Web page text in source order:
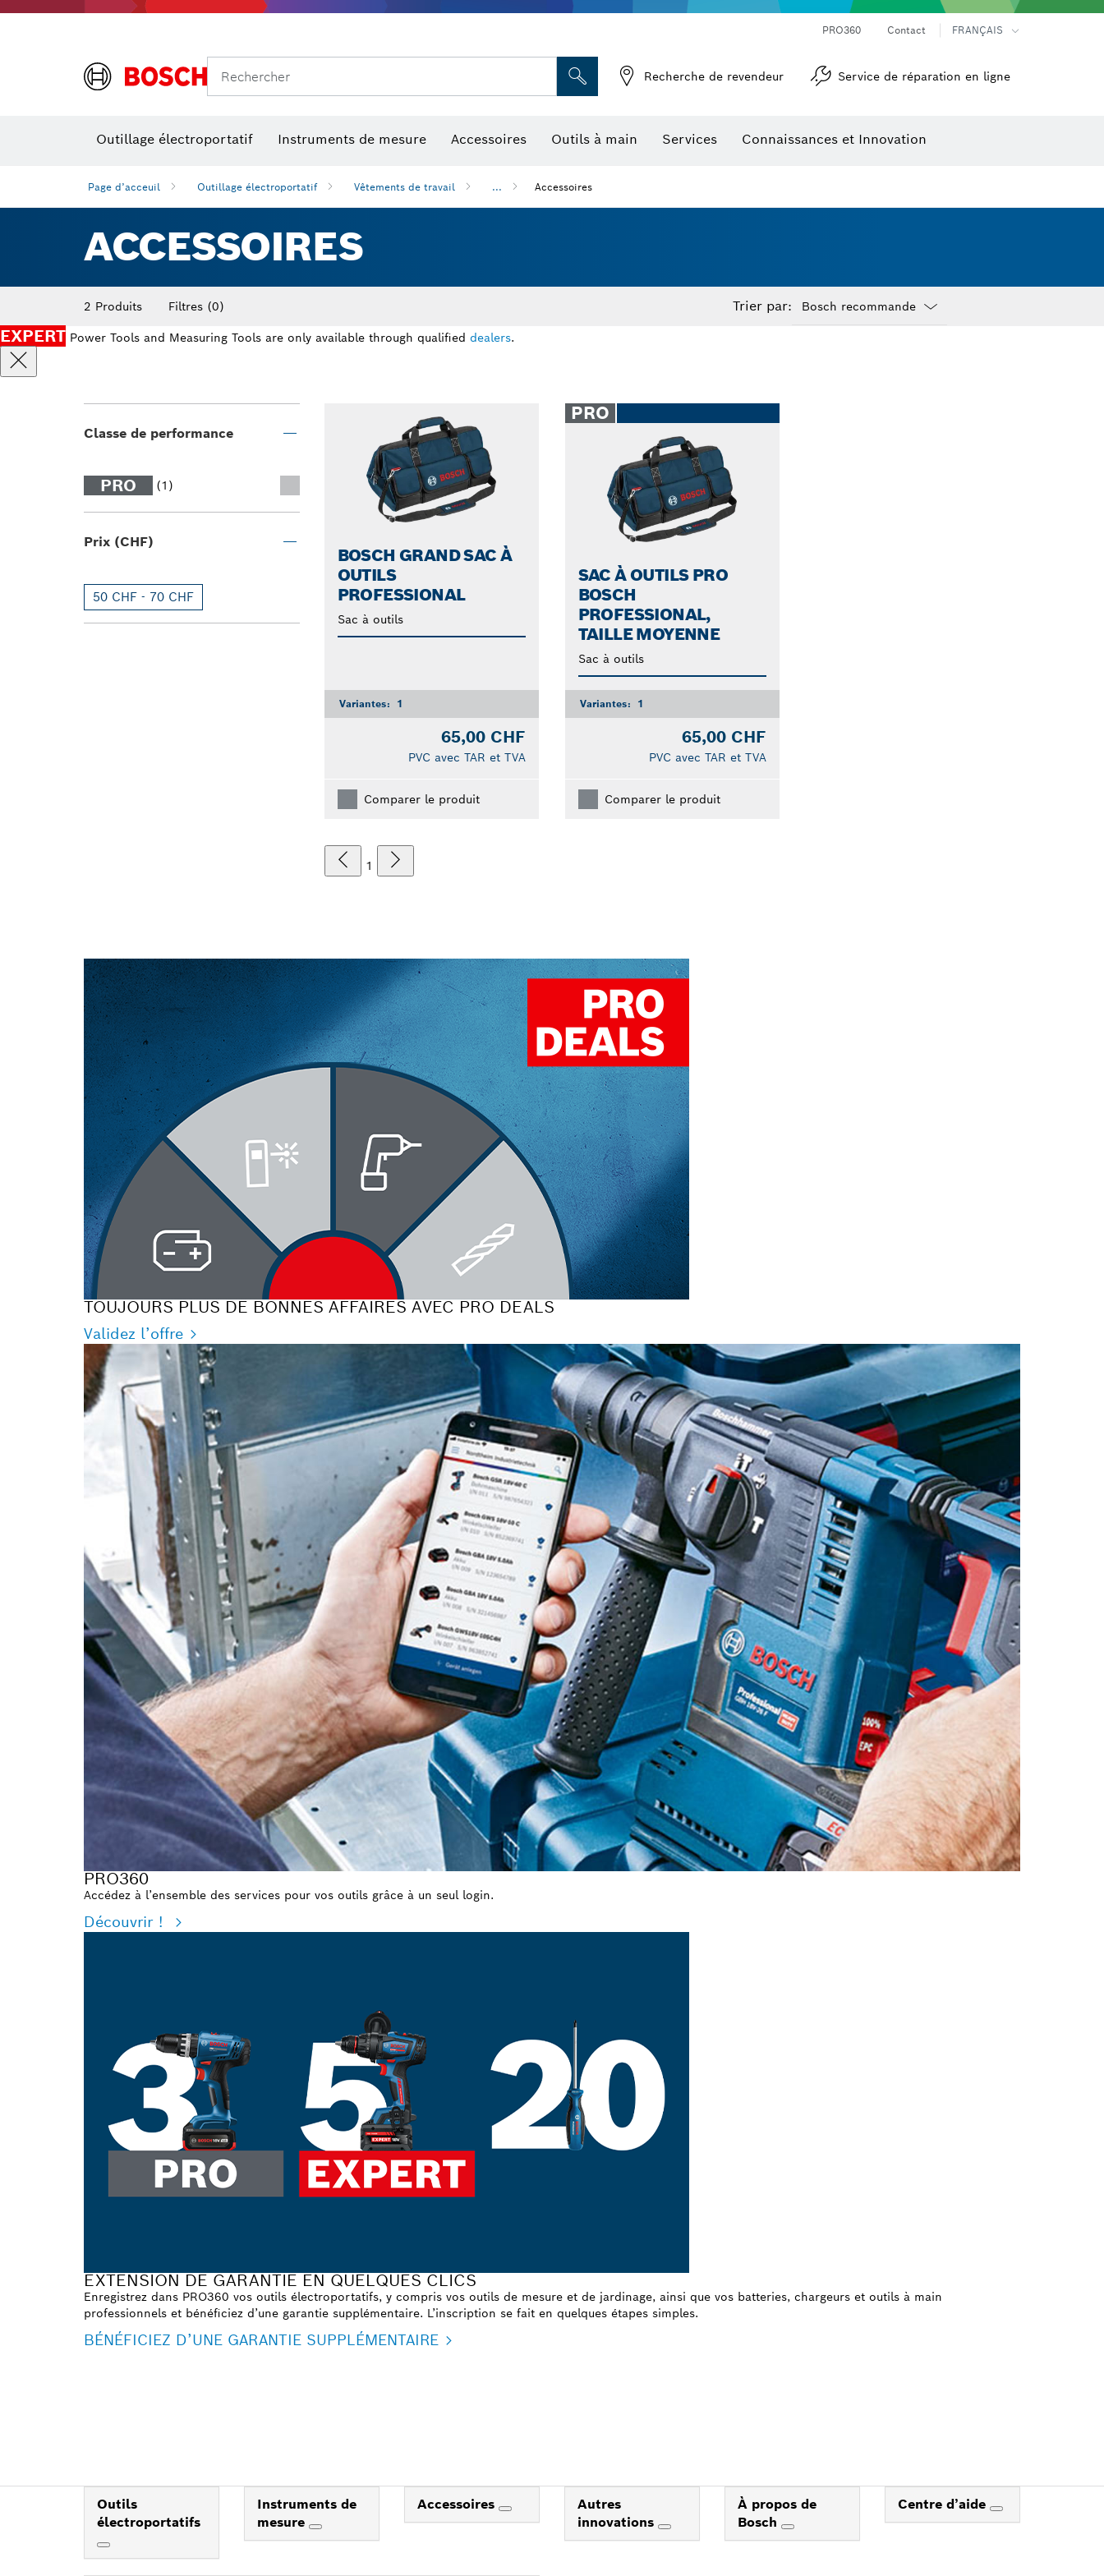
PRO360 Contact FRANÇAIS
Rechercher Recherche de revendeur Service de réparation en ligne
Outillage électroportatif Instruments de mesure Accessoires Outils à main Services Connaissances et Innovation
Page d’acceuil Outillage électroportatif Vêtements de travail ... Accessoires
ACCESSOIRES
2 Produits Filtres (0) Trier par:
EXPERT Power Tools and Measuring Tools are only available through qualified dealers.
Classe de performance
PRO (1)
Prix (CHF)
50 CHF - 70 CHF
BOSCH GRAND SAC À
OUTILS
PROFESSIONAL
Sac à outils
Variantes: 1
65,00 CHF
PVC avec TAR et TVA
Comparer le produit
PRO
SAC À OUTILS PRO
BOSCH
PROFESSIONAL,
TAILLE MOYENNE
Sac à outils
Variantes: 1
65,00 CHF
PVC avec TAR et TVA
Comparer le produit
1
TOUJOURS PLUS DE BONNES AFFAIRES AVEC PRO DEALS
Validez l’offre
PRO360
Accédez à l’ensemble des services pour vos outils grâce à un seul login.
Découvrir !
EXTENSION DE GARANTIE EN QUELQUES CLICS
Enregistrez dans PRO360 vos outils électroportatifs, y compris vos outils de mesure et de jardinage, ainsi que vos batteries, chargeurs et outils à main
professionnels et bénéficiez d’une garantie supplémentaire. L’inscription se fait en quelques étapes simples.
BÉNÉFICIEZ D’UNE GARANTIE SUPPLÉMENTAIRE
Outils
électroportatifs
Instruments de
mesure
Accessoires
Autres
innovations
À propos de
Bosch
Centre d’aide